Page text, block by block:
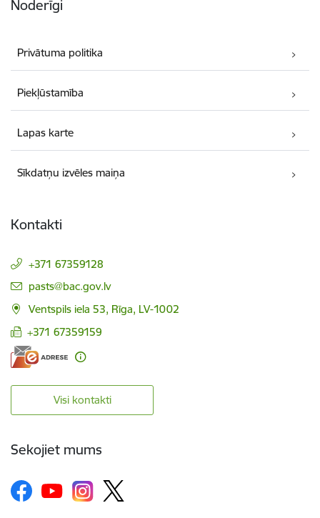
Noderīgi
Privātuma politika
Piekļūstamība
Lapas karte
Sīkdatņu izvēles maiņa
Kontakti
+371 67359128
E-pasts:
pasts@bac.gov.lv
Ventspils iela 53, Rīga, LV-1002
+371 67359159
Visi kontakti
Sekojiet mums